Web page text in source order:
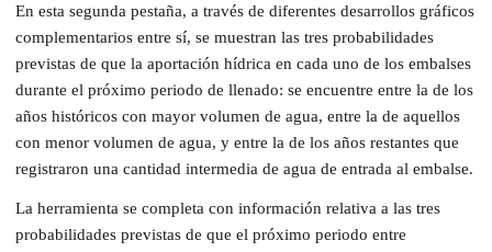
En esta segunda pestaña, a través de diferentes desarrollos gráficos
complementarios entre sí, se muestran las tres probabilidades
previstas de que la aportación hídrica en cada uno de los embalses
durante el próximo periodo de llenado: se encuentre entre la de los
años históricos con mayor volumen de agua, entre la de aquellos
con menor volumen de agua, y entre la de los años restantes que
registraron una cantidad intermedia de agua de entrada al embalse.
La herramienta se completa con información relativa a las tres
probabilidades previstas de que el próximo periodo entre